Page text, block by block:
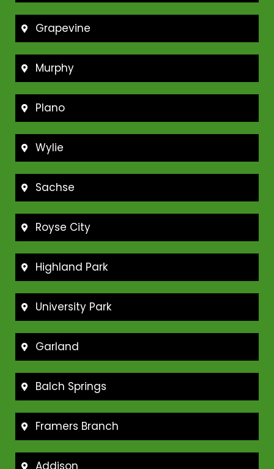
Grapevine
Murphy
Plano
Wylie
Sachse
Royse City
Highland Park
University Park
Garland
Balch Springs
Framers Branch
Addison